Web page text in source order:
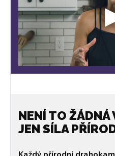
NENÍ TO ŽÁDNÁ
JEN SÍLA